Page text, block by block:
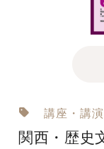
講座・講演
関西・歴史